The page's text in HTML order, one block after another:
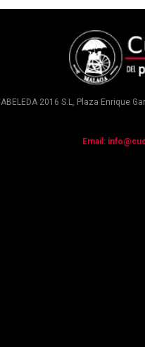
ABELEDA 2016 S.L, Plaza Enrique
Email: